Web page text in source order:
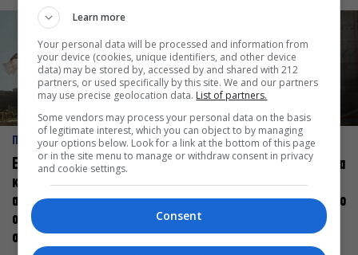
ΠΡΟΣΩΠΑ
Ελεάνα Ανδρεούδη: Κάθε
καλλιτέχνης όταν
ανεβαίνει στη σκηνή
οφείλει να αισθάνεται
σταρ
ΠΡΟΣΩΠΑ
Βαγγέλης Μπίκος: Έμαθα να
δίνω αξία στο ποιος είμαι
πάνω στη σκηνή και όχι στο
πως χορεύω
Learn more
Your personal data will be processed and information from
your device (cookies, unique identifiers, and other device
data) may be stored by, accessed by and shared with 212
partners, or used specifically by this site. We and our partners
may use precise geolocation data. List of partners.
Some vendors may process your personal data on the basis
of legitimate interest, which you can object to by managing
your options below. Look for a link at the bottom of this page
or in the site menu to manage or withdraw consent in privacy
and cookie settings.
Consent